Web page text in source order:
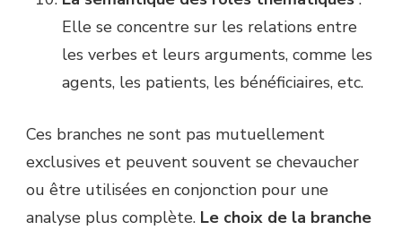
Elle se concentre sur les relations entre
les verbes et leurs arguments, comme les
agents, les patients, les bénéficiaires, etc.
Ces branches ne sont pas mutuellement
exclusives et peuvent souvent se chevaucher
ou être utilisées en conjonction pour une
analyse plus complète. Le choix de la branche